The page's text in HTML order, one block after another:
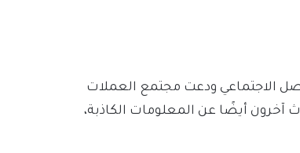
الاجتماعي ودعت مجتمع العملات
أيضًا عن المعلومات الكاذبة،